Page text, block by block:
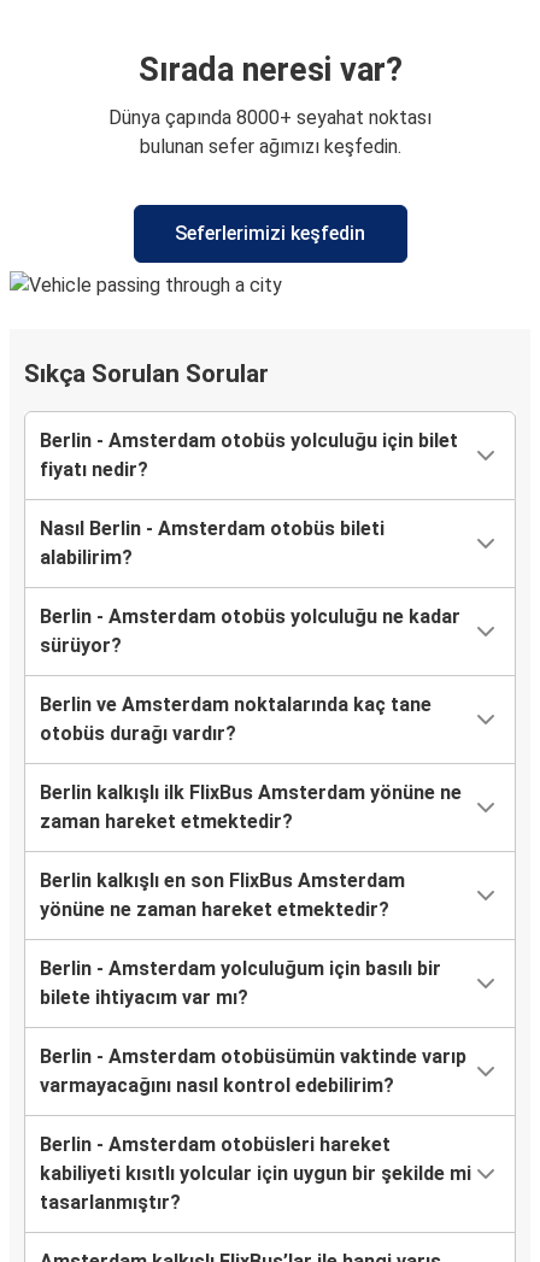
Sırada neresi var?
Dünya çapında 8000+ seyahat noktası
bulunan sefer ağımızı keşfedin.
Seferlerimizi keşfedin
Sıkça Sorulan Sorular
Berlin - Amsterdam otobüs yolculuğu için bilet
fiyatı nedir?
Nasıl Berlin - Amsterdam otobüs bileti
alabilirim?
Berlin - Amsterdam otobüs yolculuğu ne kadar
sürüyor?
Berlin ve Amsterdam noktalarında kaç tane
otobüs durağı vardır?
Berlin kalkışlı ilk FlixBus Amsterdam yönüne ne
zaman hareket etmektedir?
Berlin kalkışlı en son FlixBus Amsterdam
yönüne ne zaman hareket etmektedir?
Berlin - Amsterdam yolculuğum için basılı bir
bilete ihtiyacım var mı?
Berlin - Amsterdam otobüsümün vaktinde varıp
varmayacağını nasıl kontrol edebilirim?
Berlin - Amsterdam otobüsleri hareket
kabiliyeti kısıtlı yolcular için uygun bir şekilde mi
tasarlanmıştır?